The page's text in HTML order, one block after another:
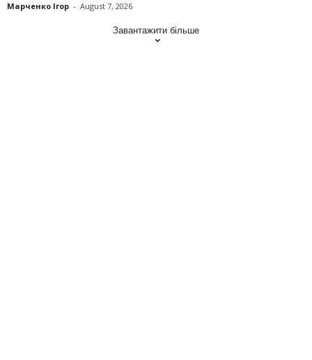
Марченко Ігор - August 7, 2026
Завантажити більше